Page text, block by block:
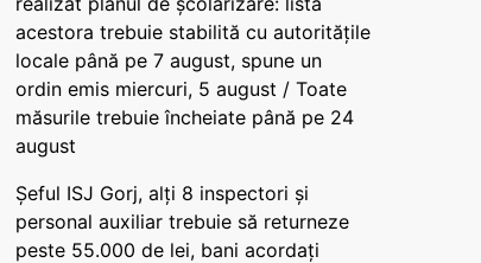
acestora trebuie stabilită cu autoritățile
locale până pe 7 august, spune un
ordin emis miercuri, 5 august / Toate
măsurile trebuie încheiate până pe 24
august
Șeful ISJ Gorj, alți 8 inspectori și
personal auxiliar trebuie să returneze
peste 55.000 de lei, bani acordați